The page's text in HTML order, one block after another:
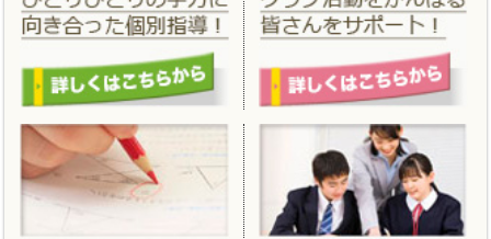
「春期講習」「春のはじめてキャンペーン」を掲載しました。
2021/11/19
「冬期講習」「冬のはじめてキャンペーン」を掲載しました。
2021/06/18
「夏期講習」 「夏のはじめてキャンペーン 」を更新しました。